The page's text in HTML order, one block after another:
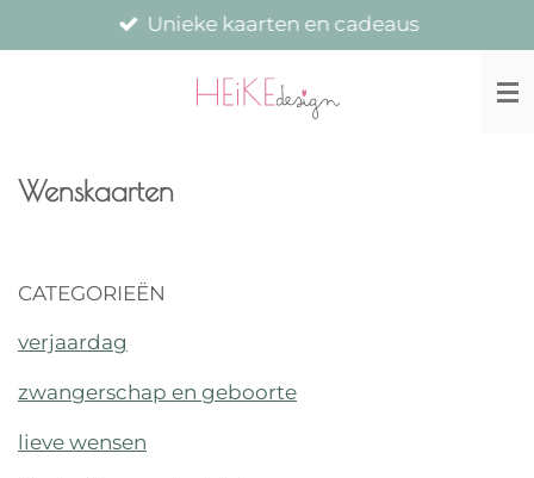
direct
Unieke kaarten en cadeaus
Wenskaarten
CATEGORIEËN
verjaardag
zwangerschap en geboorte
lieve wensen